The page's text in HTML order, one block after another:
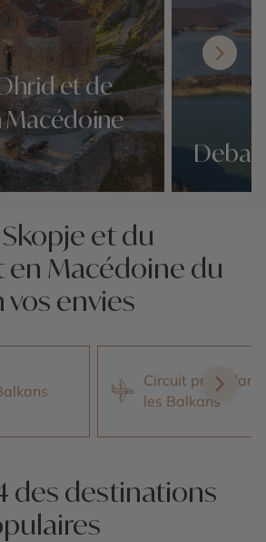
et de
Macédoine
Debar
et du
en Macédoine du
vos envies
Circuit privé dans
les Balkans
des destinations